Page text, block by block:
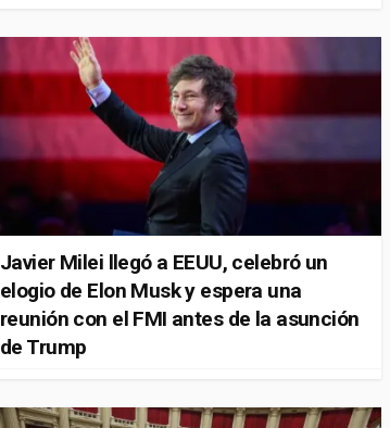
Javier Milei llegó a EEUU, celebró un
elogio de Elon Musk y espera una
reunión con el FMI antes de la asunción
de Trump